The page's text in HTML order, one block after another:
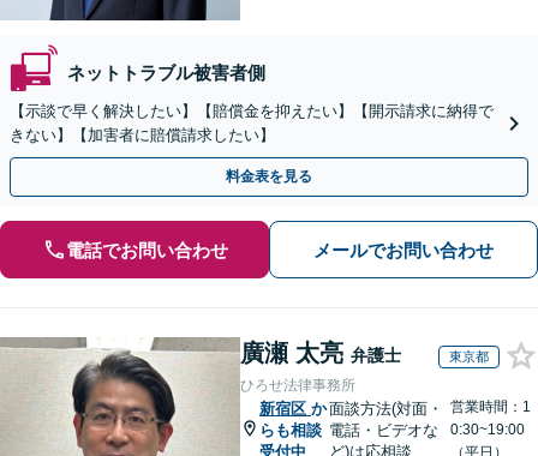
ネットトラブル被害者側
【示談で早く解決したい】【賠償金を抑えたい】【開示請求に納得で
きない】【加害者に賠償請求したい】
料金表を見る
電話でお問い合わせ メールでお問い合わせ
廣瀬 太亮 弁護士 東京都
ひろせ法律事務所
新宿区 か
らも相談
受付中
面談方法(対面・
電話・ビデオな
ど)は応相談
営業時間：1
0:30~19:00
（平日）